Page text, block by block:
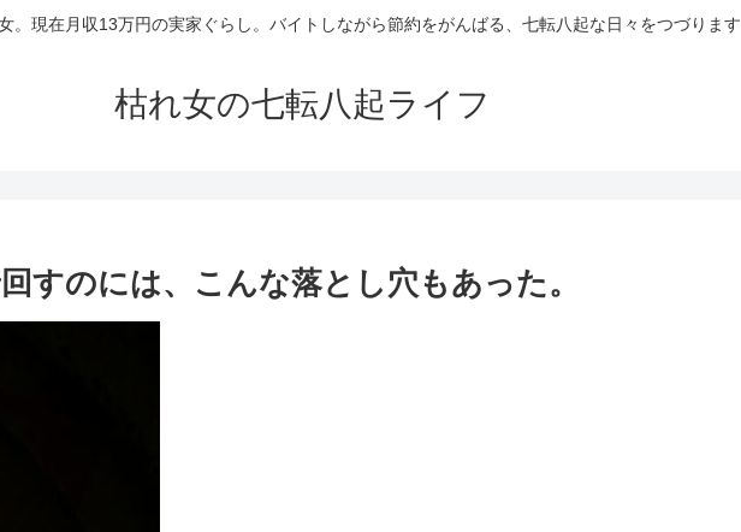
。現在月収13万円の実家ぐらし。バイトしながら節約をがんばる、七転八起な日々をつづります
枯れ女の七転八起ライフ
すのには、こんな落とし穴もあった。